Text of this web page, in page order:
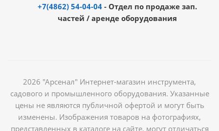
+7(4862) 54-04-04 - Отдел по продаже зап.
частей / аренде оборудования
2026 "Арсенал" Интернет-магазин инструмента,
садового и промышленного оборудования. Указанные
цены не являются публичной офертой и могут быть
изменены. Изображения товаров на фотографиях,
представленных в каталоге на сайте, могут отличаться